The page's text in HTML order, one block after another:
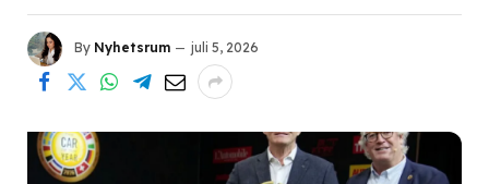
By Nyhetsrum juli 5, 2026